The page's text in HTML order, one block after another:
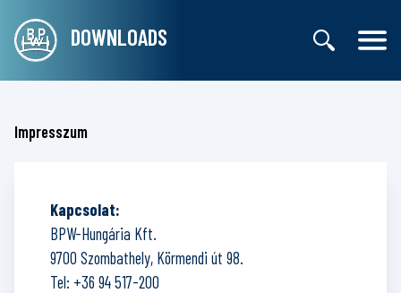
DOWNLOADS
Impresszum
Kapcsolat:
BPW-Hungária Kft.
9700 Szombathely, Körmendi út 98.
Tel: +36 94 517-200